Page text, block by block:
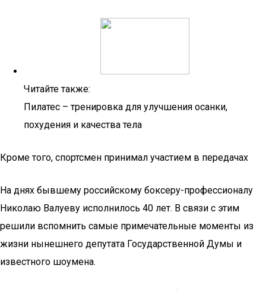
Читайте также:
Пилатес – тренировка для улучшения осанки,
похудения и качества тела
Кроме того, спортсмен принимал участием в передачах
На днях бывшему российскому боксеру-профессионалу
Николаю Валуеву исполнилось 40 лет. В связи с этим
решили вспомнить самые примечательные моменты из
жизни нынешнего депутата Государственной Думы и
известного шоумена.